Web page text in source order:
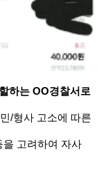
하는 OO경찰서로
/형사 고소에 따른
을 고려하여 자사